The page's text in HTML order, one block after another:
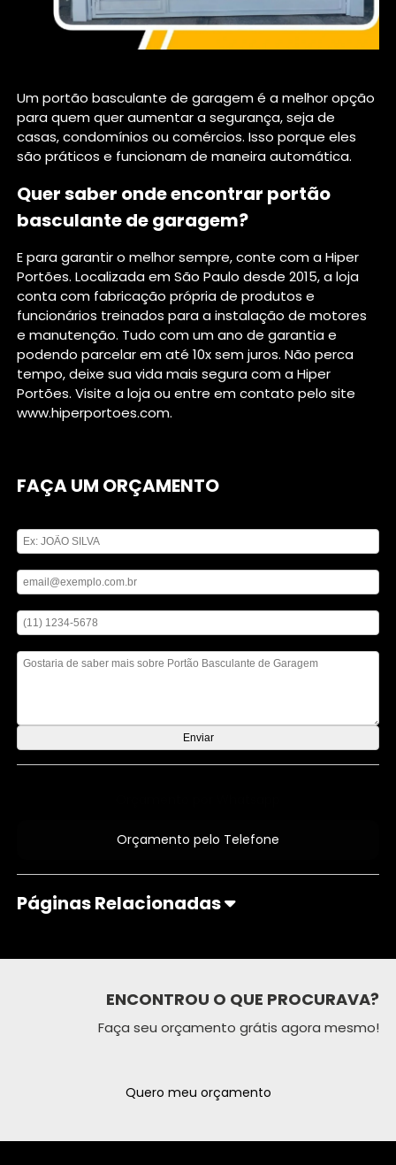
Um portão basculante de garagem é a melhor opção
para quem quer aumentar a segurança, seja de
casas, condomínios ou comércios. Isso porque eles
são práticos e funcionam de maneira automática.
Quer saber onde encontrar portão
basculante de garagem?
E para garantir o melhor sempre, conte com a Hiper
Portões. Localizada em São Paulo desde 2015, a loja
conta com fabricação própria de produtos e
funcionários treinados para a instalação de motores
e manutenção. Tudo com um ano de garantia e
podendo parcelar em até 10x sem juros. Não perca
tempo, deixe sua vida mais segura com a Hiper
Portões. Visite a loja ou entre em contato pelo site
www.hiperportoes.com.
FAÇA UM ORÇAMENTO
Orçamento pelo Telefone
Páginas Relacionadas
ENCONTROU O QUE PROCURAVA?
Faça seu orçamento grátis agora mesmo!
Quero meu orçamento